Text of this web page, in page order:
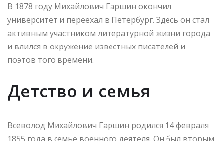
В 1878 году Михайлович Гаршин окончил
университет и переехал в Петербург. Здесь он стал
активным участником литературной жизни города
и влился в окружение известных писателей и
поэтов того времени.
Детство и семья
Всеволод Михайлович Гаршин родился 14 февраля
1855 года в семье военного деятеля. Он был вторым